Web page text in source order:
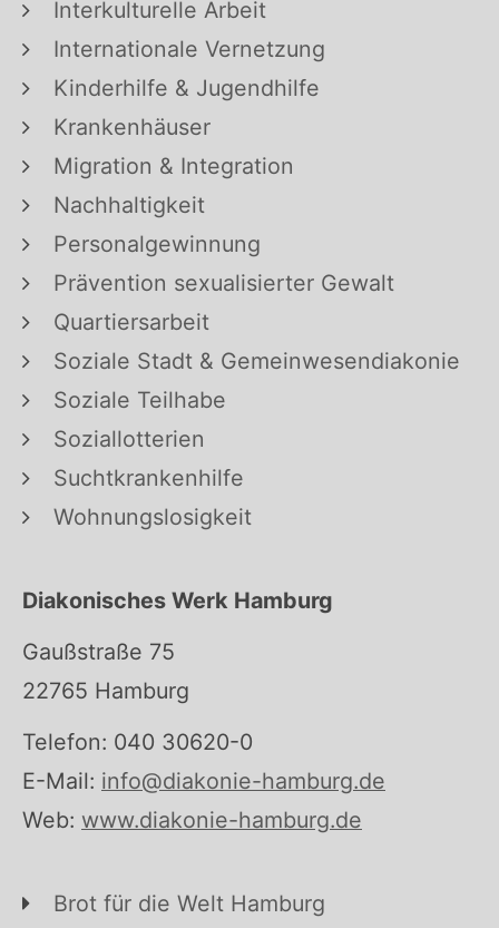
Interkulturelle Arbeit
Internationale Vernetzung
Kinderhilfe & Jugendhilfe
Krankenhäuser
Migration & Integration
Nachhaltigkeit
Personalgewinnung
Prävention sexualisierter Gewalt
Quartiersarbeit
Soziale Stadt & Gemeinwesendiakonie
Soziale Teilhabe
Soziallotterien
Suchtkrankenhilfe
Wohnungslosigkeit
Diakonisches Werk Hamburg
Gaußstraße 75
22765 Hamburg
Telefon: 040 30620-0
E-Mail: info@diakonie-hamburg.de
Web: www.diakonie-hamburg.de
Brot für die Welt Hamburg